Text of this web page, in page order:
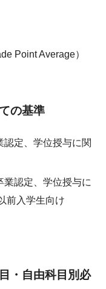
Point Average）
の基準
認定、学位授与に関
業認定、学位授与に
前入学生向け
・自由科目別必